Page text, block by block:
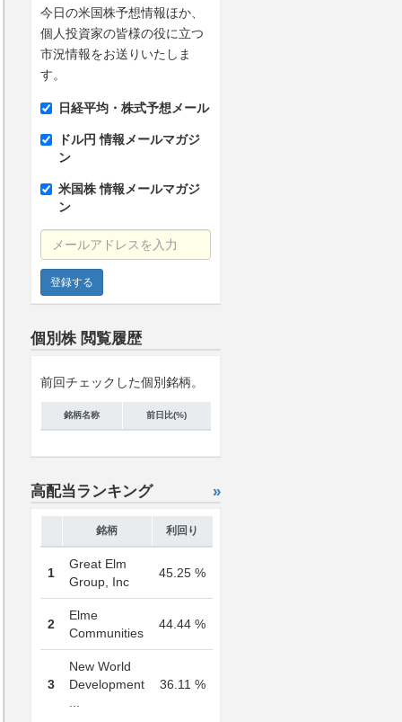
今日の米国株予想情報ほか、
個人投資家の皆様の役に立つ
市況情報をお送りいたしま
す。
日経平均・株式予想メール
ドル円 情報メールマガジ
ン
米国株 情報メールマガジ
ン
メールアドレスを入力
個別株 閲覧履歴
前回チェックした個別銘柄。
銘柄名称 前日比(%)
高配当ランキング »
銘柄 利回り
1
Great Elm
Group, Inc
45.25 %
2
Elme
Communities
44.44 %
3
New World
Development
36.11 %